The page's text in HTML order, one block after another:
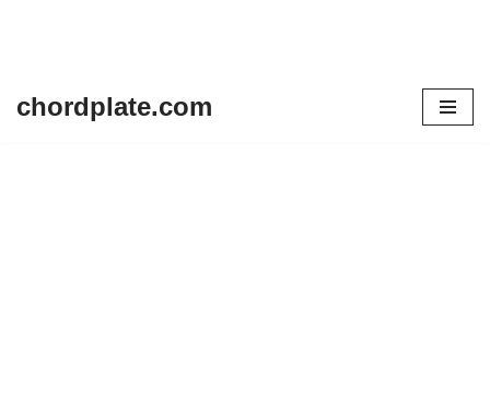
chordplate.com